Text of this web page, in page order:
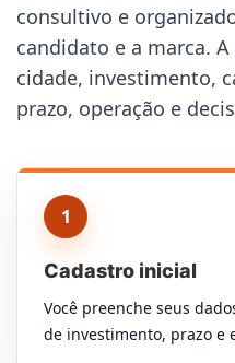
consultivo e
candidato e a marca.
cidade, investimento,
prazo, operação e
1
Cadastro inicial
Você preenche seus
de investimento, prazo e